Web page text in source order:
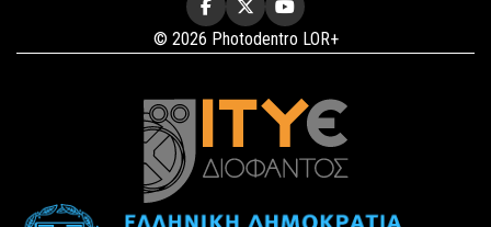
© 2026 Photodentro LOR+